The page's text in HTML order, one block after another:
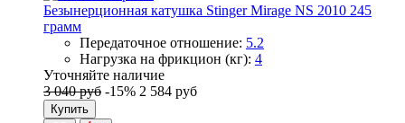
Безынерционная катушка Stinger Mirage NS 2010 245
грамм
Передаточное отношение: 5.2
Нагрузка на фрикцион (кг): 4
Уточняйте наличие
3 040 руб -15% 2 584 руб
Купить